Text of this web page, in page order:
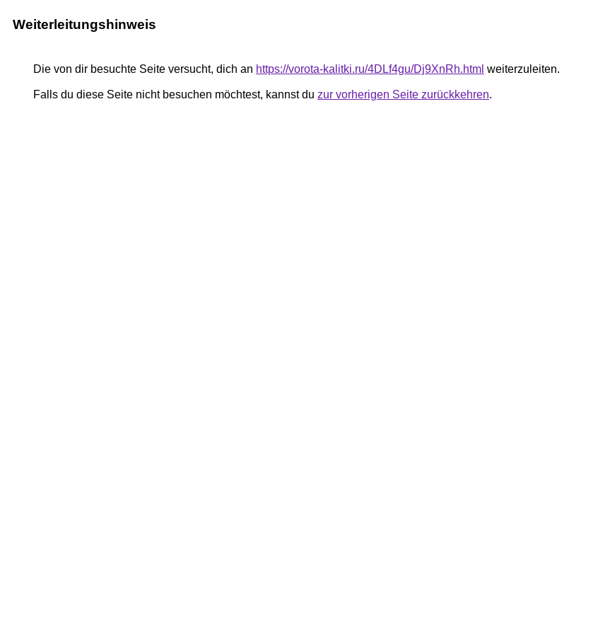
Weiterleitungshinweis
Die von dir besuchte Seite versucht, dich an https://vorota-kalitki.ru/4DLf4gu/Dj9XnRh.html weiterzuleiten.
Falls du diese Seite nicht besuchen möchtest, kannst du zur vorherigen Seite zurückkehren.